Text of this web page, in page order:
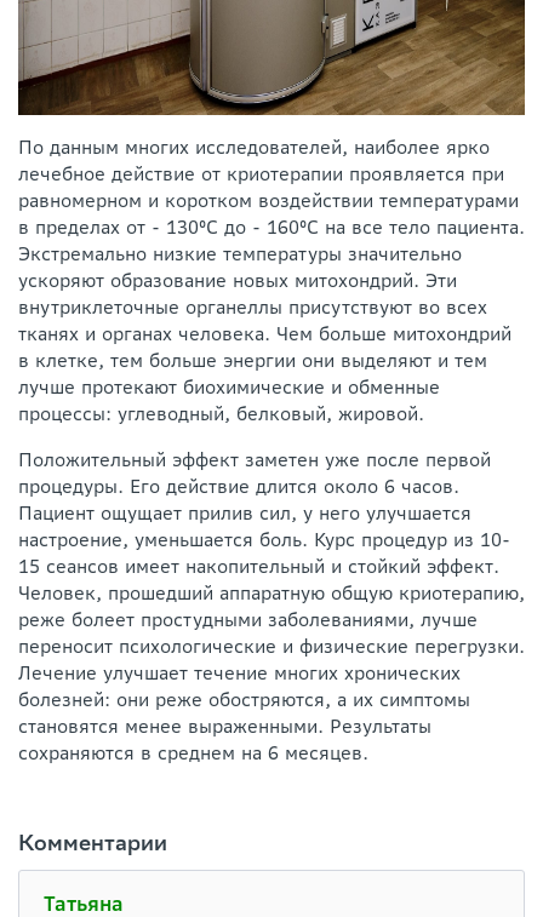
По данным многих исследователей, наиболее ярко
лечебное действие от криотерапии проявляется при
равномерном и коротком воздействии температурами
в пределах от - 130°С до - 160°С на все тело пациента.
Экстремально низкие температуры значительно
ускоряют образование новых митохондрий. Эти
внутриклеточные органеллы присутствуют во всех
тканях и органах человека. Чем больше митохондрий
в клетке, тем больше энергии они выделяют и тем
лучше протекают биохимические и обменные
процессы: углеводный, белковый, жировой.
Положительный эффект заметен уже после первой
процедуры. Его действие длится около 6 часов.
Пациент ощущает прилив сил, у него улучшается
настроение, уменьшается боль. Курс процедур из 10-
15 сеансов имеет накопительный и стойкий эффект.
Человек, прошедший аппаратную общую криотерапию,
реже болеет простудными заболеваниями, лучше
переносит психологические и физические перегрузки.
Лечение улучшает течение многих хронических
болезней: они реже обостряются, а их симптомы
становятся менее выраженными. Результаты
сохраняются в среднем на 6 месяцев.
Комментарии
Татьяна